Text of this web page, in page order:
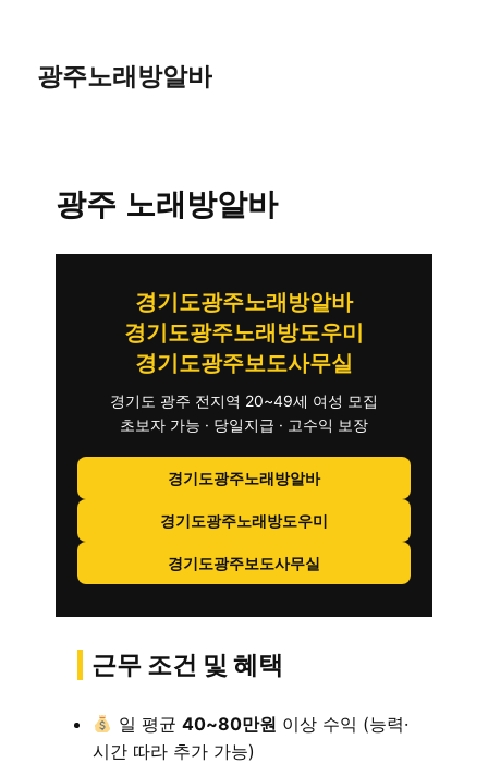
광주노래방알바
광주 노래방알바
경기도광주노래방알바
경기도광주노래방도우미
경기도광주보도사무실
경기도 광주 전지역 20~49세 여성 모집
초보자 가능 · 당일지급 · 고수익 보장
경기도광주노래방알바
경기도광주노래방도우미
경기도광주보도사무실
근무 조건 및 혜택
일 평균 40~80만원 이상 수익 (능력·
시간 따라 추가 가능)